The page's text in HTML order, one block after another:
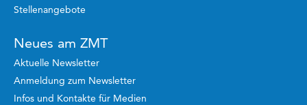
Stellenangebote
Neues am ZMT
Aktuelle Newsletter
Anmeldung zum Newsletter
Infos und Kontakte für Medien